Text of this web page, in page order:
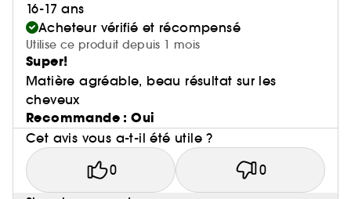
16-17 ans
Acheteur vérifié et récompensé
Utilise ce produit depuis 1 mois
Super!
Matière agréable, beau résultat sur les
cheveux
Recommande : Oui
Cet avis vous a-t-il été utile ?
0 0